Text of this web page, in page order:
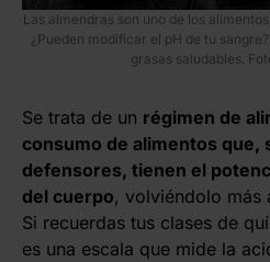
Las almendras son uno de los
¿Pueden modificar el pH de tu
grasas saludables.
Se trata de un régimen de
consumo de alimentos que,
defensores, tienen el
del cuerpo, volviéndolo más
Si recuerdas tus clases de
es una escala que mide la